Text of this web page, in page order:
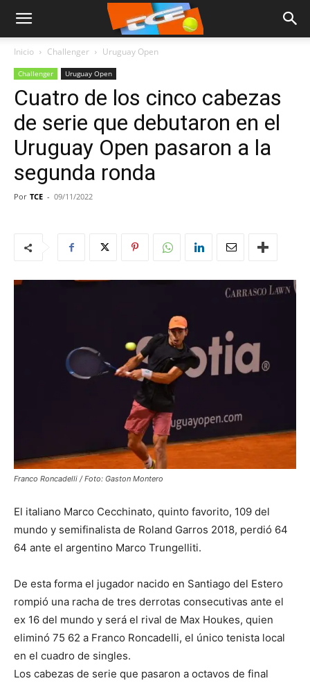
Inicio Challenger Uruguay Open
Challenger Uruguay Open
Cuatro de los cinco cabezas
de serie que debutaron en el
Uruguay Open pasaron a la
segunda ronda
Por TCE - 09/11/2022
Franco Roncadelli / Foto: Gaston Montero
El italiano Marco Cecchinato, quinto favorito, 109 del
mundo y semifinalista de Roland Garros 2018, perdió 64
64 ante el argentino Marco Trungelliti.
De esta forma el jugador nacido en Santiago del Estero
rompió una racha de tres derrotas consecutivas ante el
ex 16 del mundo y será el rival de Max Houkes, quien
eliminó 75 62 a Franco Roncadelli, el único tenista local
en el cuadro de singles.
Los cabezas de serie que pasaron a octavos de final